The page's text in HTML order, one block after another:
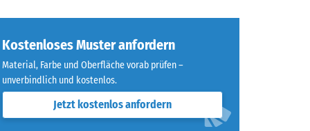
Kostenloses Muster anfordern
Material, Farbe und Oberfläche vorab prüfen –
unverbindlich und kostenlos.
Jetzt kostenlos anfordern